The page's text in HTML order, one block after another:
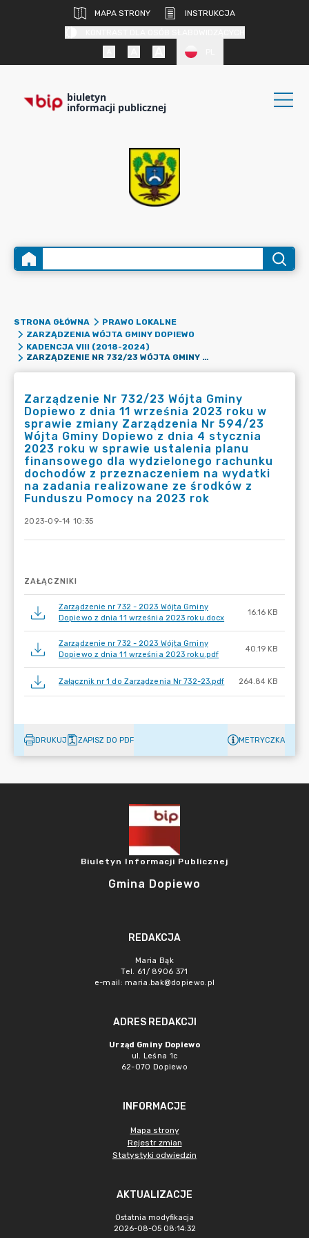
MAPA STRONY
INSTRUKCJA
biuletyn
informacji publicznej
STRONA GŁÓWNA
PRAWO LOKALNE
ZARZĄDZENIA WÓJTA GMINY DOPIEWO
KADENCJA VIII (2018-2024)
ZARZĄDZENIE NR 732/23 WÓJTA GMINY DOPIEWO Z DNIA 11 WRZEŚNIA 2023 ROKU W SPRAWIE ZMIANY ZARZĄDZENIA NR 594/23 WÓJTA GMINY DOPIEWO Z DNIA 4 STYCZNIA 2023 ROKU W SPRAWIE USTALENIA PLANU FINANSOWEGO DLA WYDZIELONEGO RACHUNKU DOCHODÓW Z PRZEZNACZENIEM NA WYDATKI NA ZADANIA REALIZOWANE ZE ŚRODKÓW Z FUNDUSZU POMOCY NA 2023 ROK
Zarządzenie Nr 732/23 Wójta Gminy
Dopiewo z dnia 11 września 2023 roku w
sprawie zmiany Zarządzenia Nr 594/23
Wójta Gminy Dopiewo z dnia 4 stycznia
2023 roku w sprawie ustalenia planu
finansowego dla wydzielonego rachunku
dochodów z przeznaczeniem na wydatki
na zadania realizowane ze środków z
Funduszu Pomocy na 2023 rok
2023-09-14 10:35
ZAŁĄCZNIKI
Zarządzenie nr 732 - 2023 Wójta Gminy
Dopiewo z dnia 11 września 2023 roku.docx
16.16 KB
Zarządzenie nr 732 - 2023 Wójta Gminy
Dopiewo z dnia 11 września 2023 roku.pdf
40.19 KB
Załącznik nr 1 do Zarządzenia Nr 732-23.pdf 264.84 KB
DRUKUJ ZAPISZ DO PDF METRYCZKA
Biuletyn Informacji Publicznej
Gmina Dopiewo
REDAKCJA
Maria Bąk
Tel. 61/ 8906 371
e-mail: maria.bak@dopiewo.pl
ADRES REDAKCJI
Urząd Gminy Dopiewo
ul. Leśna 1c
62-070 Dopiewo
INFORMACJE
Mapa strony
Rejestr zmian
Statystyki odwiedzin
AKTUALIZACJE
Ostatnia modyfikacja
2026-08-05 08:14:32